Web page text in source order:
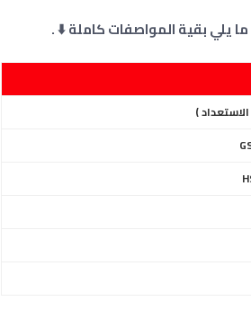
يلي بقية المواصفات كاملة ⬇️ .